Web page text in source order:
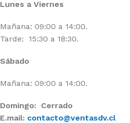
Lunes a Viernes
Mañana: 09:00 a 14:00.
Tarde: 15:30 a 18:30.
Sábado
Mañana: 09:00 a 14:00.
Domingo: Cerrado
E.mail: contacto@ventasdv.cl